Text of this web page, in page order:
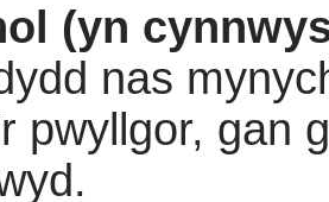
(yn
nas
pwyllgor, gan